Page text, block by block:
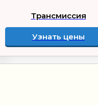
Трансмиссия
Узнать цены